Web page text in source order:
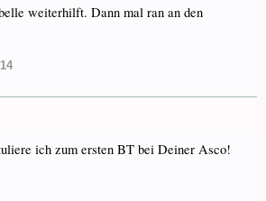
weiterhilft. Dann mal ran an den
ich zum ersten BT bei Deiner Asco!